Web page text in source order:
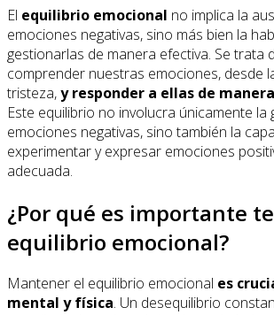
El equilibrio emocional no implica la
emociones negativas, sino más bien la
gestionarlas de manera efectiva. Se trata
comprender nuestras emociones, desde
tristeza,y responder a ellas de
Este equilibrio no involucra únicamente la
emociones negativas, sino también la
experimentar y expresar emociones
adecuada.
¿Por qué es importante
equilibrio emocional?
Mantener el equilibrio emocional es
mental y física. Un desequilibrio